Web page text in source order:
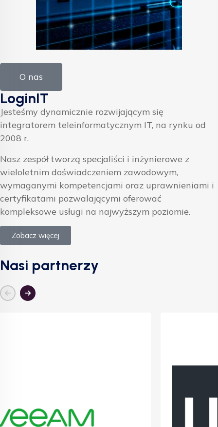
O nas
LoginIT
Jesteśmy dynamicznie rozwijającym się
integratorem teleinformatycznym IT, na rynku od
2008 r.
Nasz zespół tworzą specjaliści i inżynierowe z
wieloletnim doświadczeniem zawodowym,
wymaganymi kompetencjami oraz uprawnieniami i
certyfikatami pozwalającymi oferować
kompleksowe usługi na najwyższym poziomie.
Zobacz więcej
Nasi partnerzy